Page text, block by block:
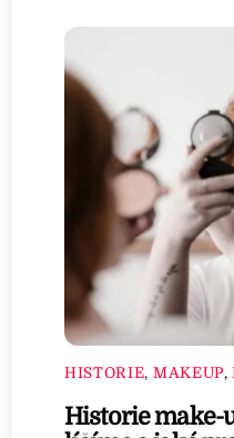
HISTORIE, MAKEUP,
Historie make-